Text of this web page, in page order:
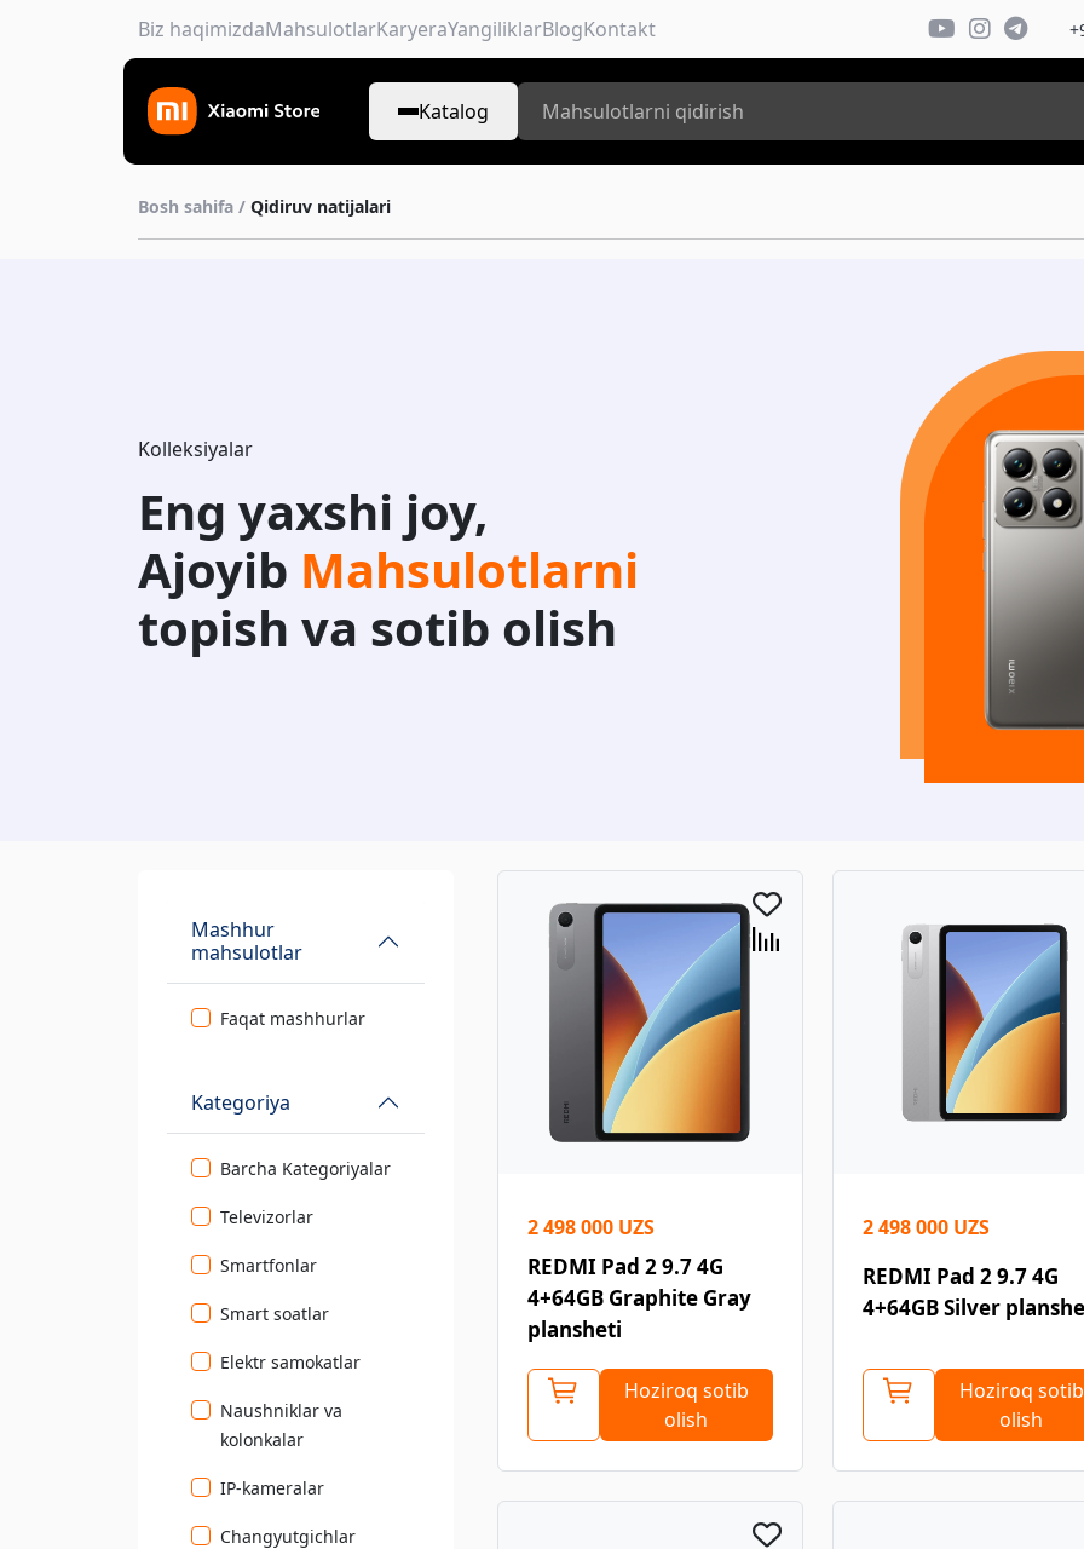
Biz haqimizdaMahsulotlarKaryeraYangiliklarBlogKontakt
Katalog
Bosh sahifa / Qidiruv natijalari
Kolleksiyalar
Eng yaxshi joy,
Ajoyib Mahsulotlarni
topish va sotib olish
Mashhur
mahsulotlar
Faqat mashhurlar
Kategoriya
Barcha Kategoriyalar
Televizorlar
Smartfonlar
Smart soatlar
Elektr samokatlar
Naushniklar va
kolonkalar
IP-kameralar
Changyutgichlar
2 498 000 UZS
REDMI Pad 2 9.7 4G
4+64GB Graphite Gray
plansheti
Hoziroq sotib
olish
2 498 000 UZS
REDMI Pad 2 9.7 4G
4+64GB Silver
Hoziroq sotib
olish